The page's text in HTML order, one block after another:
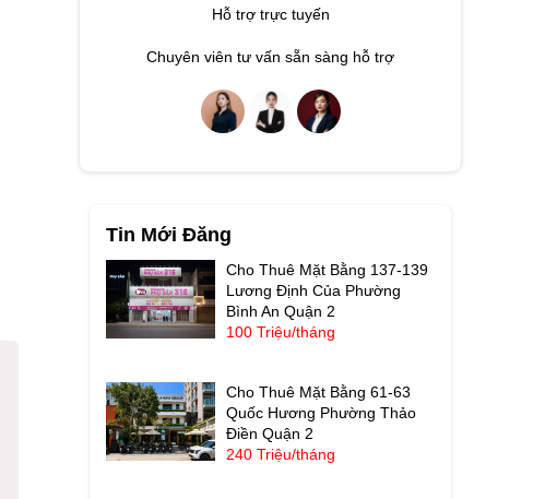
Hỗ trợ trực tuyến
Chuyên viên tư vấn sẵn sàng hỗ trợ
Tin Mới Đăng
Cho Thuê Mặt Bằng 137-139
Lương Định Của Phường
Bình An Quận 2
100 Triệu/tháng
Cho Thuê Mặt Bằng 61-63
Quốc Hương Phường Thảo
Điền Quận 2
240 Triệu/tháng